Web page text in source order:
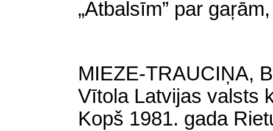
„Atbalsīm” par
MIEZE-TRAUCIŅA,
Vītola Latvijas valsts
Kopš 1981. gada